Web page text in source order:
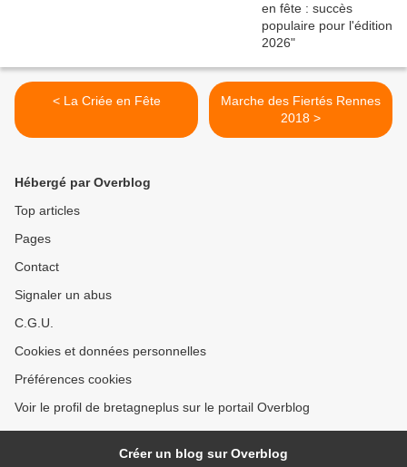
< La Criée en Fête
Marche des Fiertés Rennes
2018 >
Hébergé par Overblog
Top articles
Pages
Contact
Signaler un abus
C.G.U.
Cookies et données personnelles
Préférences cookies
Voir le profil de bretagneplus sur le portail Overblog
Créer un blog sur Overblog